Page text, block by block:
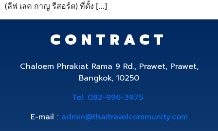
(ลีฟ เลค กาญ รีสอร์ต) ที่ตั้ง […]
CONTRACT
Chaloem Phrakiat Rama 9 Rd., Prawet, Prawet,
Bangkok, 10250
Tel: 082-996-3975
E-mail : admin@thaitravelcommunity.com